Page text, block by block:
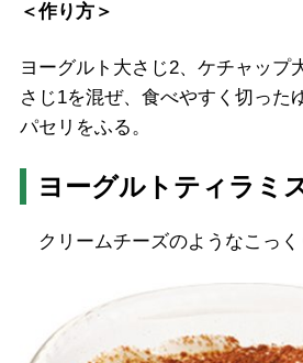
＜作り方＞
ヨーグルト大さじ2、ケチャップ
さじ1を混ぜ、食べやすく切った
パセリをふる。
ヨーグルトティラミ
クリームチーズのようなこっく